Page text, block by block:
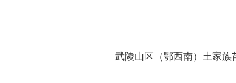
武陵山区（鄂西南）土家